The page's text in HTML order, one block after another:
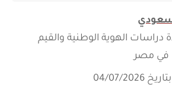
الهوية الوطنية والقيم
في مصر
07/2026